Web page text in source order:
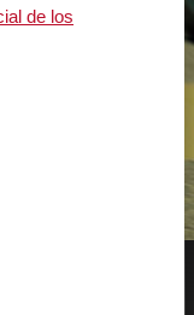
de los